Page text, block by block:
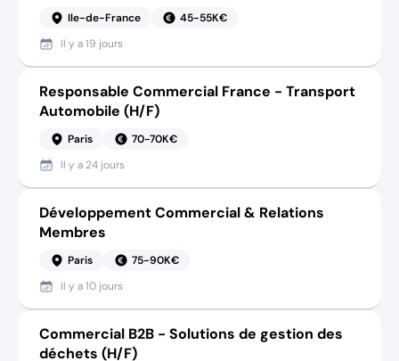
Ile-de-France
45-55K€
Il y a19 jours
Responsable Commercial France - Transport
Automobile (H/F)
Paris
70-70K€
Il y a 24 jours
Développement Commercial & Relations
Membres
Paris
75-90K€
Il y a10 jours
Commercial B2B - Solutions de gestion des
déchets (H/F)